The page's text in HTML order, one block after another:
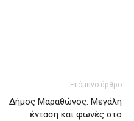
Επόμενο άρθρο
Δήμος Μαραθώνος: Μεγάλη
ένταση και φωνές στο